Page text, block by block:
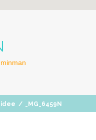
/ _MG_6459N